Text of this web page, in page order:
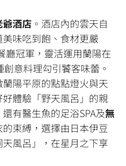
爺酒店 。酒店內的雲天自
味吃到飽、食材更嚴
廳冠軍，靈活運用蘭陽在
意料理勾引饕客味蕾。
蘭陽平原的點點燈火與天
體驗「野天風呂」的親
有醫生魚的足浴SPA及無
的束縛，選擇由日本伊豆
風呂」，在星月之下享